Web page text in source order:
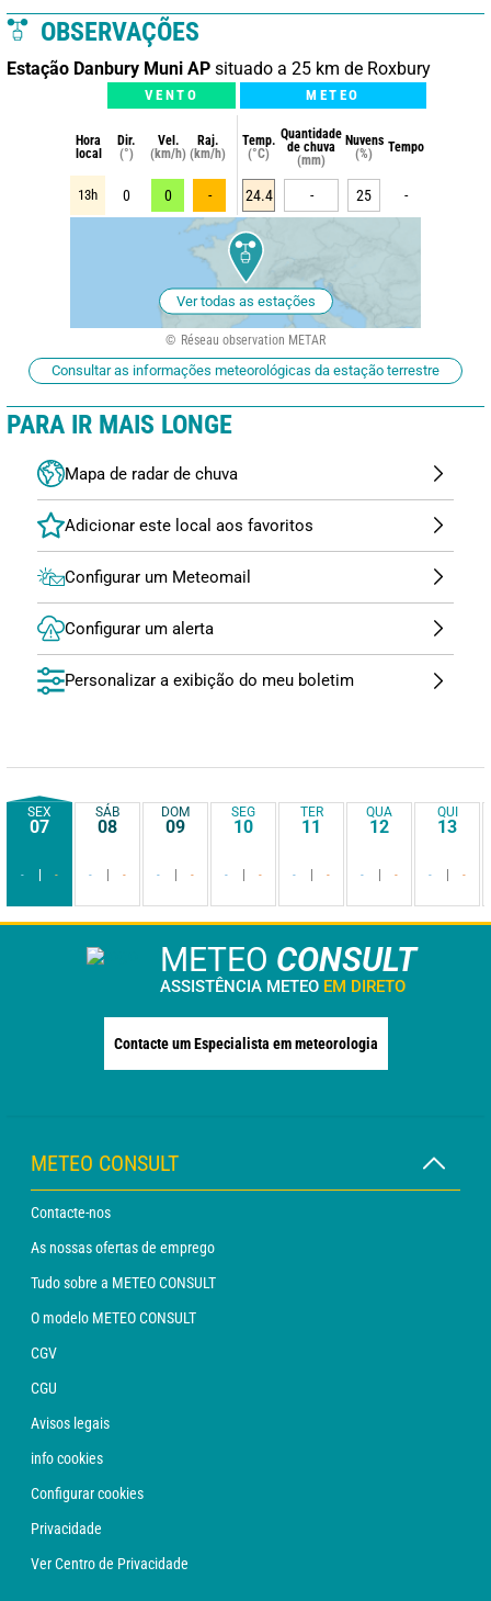
OBSERVAÇÕES
Estação Danbury Muni AP situado a 25 km de Roxbury
VENTO METEO
Hora
local
Dir.
(°)
Vel.
(km/h)
Raj.
(km/h)
Temp.
(°C)
Quantidade
de chuva
(mm)
Nuvens
(%)
Tempo
13h 0 0 - 24.4 - 25 -
Ver todas as estações
Réseau observation METAR
Consultar as informações meteorológicas da estação terrestre
PARA IR MAIS LONGE
Mapa de radar de chuva
Configurar um Meteomail
Configurar um alerta
Personalizar a exibição do meu boletim
SEX
07
- -
SÁB
08
- -
DOM
09
- -
SEG
10
- -
TER
11
- -
QUA
12
- -
QUI
13
- -
METEO CONSULT
ASSISTÊNCIA METEO EM DIRETO
Contacte um Especialista em meteorologia
METEO CONSULT
Contacte-nos
As nossas ofertas de emprego
Tudo sobre a METEO CONSULT
O modelo METEO CONSULT
CGV
CGU
Avisos legais
info cookies
Configurar cookies
Privacidade
Ver Centro de Privacidade